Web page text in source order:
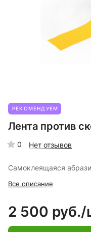
РЕКОМЕНДУЕМ
Лента против
0 Нет отзывов
Самоклеящаяся
Все описание
2 500 руб./